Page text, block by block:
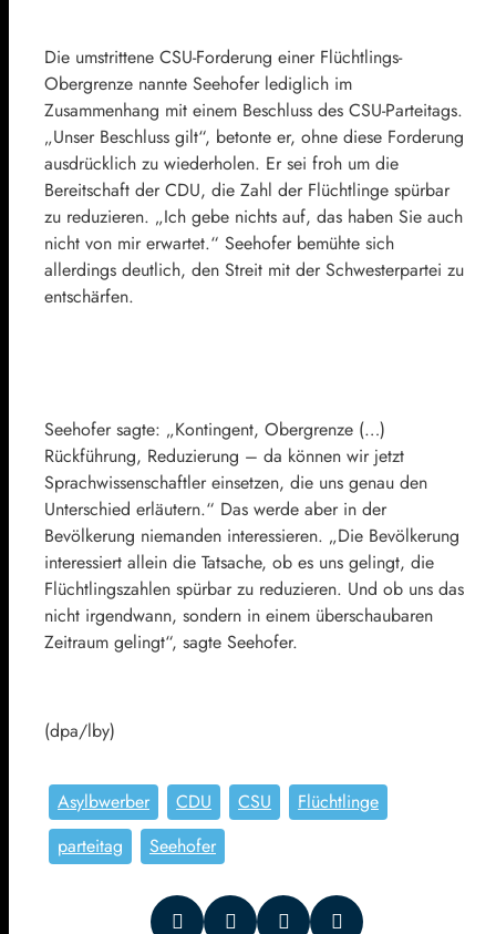
Die umstrittene CSU-Forderung einer Flüchtlings-
Obergrenze nannte Seehofer lediglich im
Zusammenhang mit einem Beschluss des CSU-Parteitags.
„Unser Beschluss gilt“, betonte er, ohne diese Forderung
ausdrücklich zu wiederholen. Er sei froh um die
Bereitschaft der CDU, die Zahl der Flüchtlinge spürbar
zu reduzieren. „Ich gebe nichts auf, das haben Sie auch
nicht von mir erwartet.“ Seehofer bemühte sich
allerdings deutlich, den Streit mit der Schwesterpartei zu
entschärfen.
Seehofer sagte: „Kontingent, Obergrenze (…)
Rückführung, Reduzierung – da können wir jetzt
Sprachwissenschaftler einsetzen, die uns genau den
Unterschied erläutern.“ Das werde aber in der
Bevölkerung niemanden interessieren. „Die Bevölkerung
interessiert allein die Tatsache, ob es uns gelingt, die
Flüchtlingszahlen spürbar zu reduzieren. Und ob uns das
nicht irgendwann, sondern in einem überschaubaren
Zeitraum gelingt“, sagte Seehofer.
(dpa/lby)
Asylbwerber CDU CSU
Flüchtlinge
parteitag
Seehofer